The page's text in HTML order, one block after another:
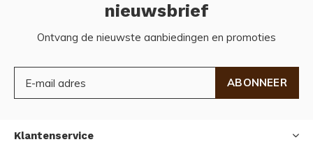
nieuwsbrief
Ontvang de nieuwste aanbiedingen en promoties
ABONNEER
Klantenservice